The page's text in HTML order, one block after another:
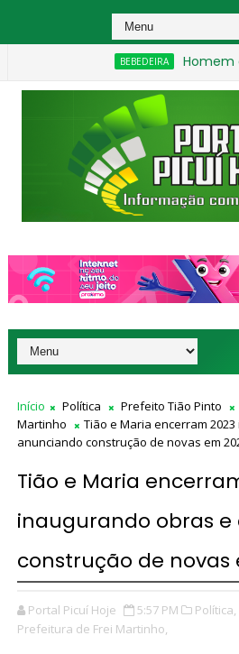
Homem é morto a
Entregador se ajoelha
Início Política Prefeito Tião Pinto
Martinho
Tião e Maria encerram
anunciando construção de novas em
Tião e Maria
inaugurando obras
construção de novas
Portal Picuí Hoje 5:57 PM Política,
Prefeitura de Frei Martinho,